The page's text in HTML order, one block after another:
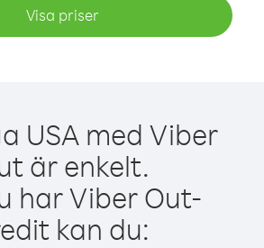
Visa priser
USA med Viber
är enkelt.
har Viber Out-
kan du: